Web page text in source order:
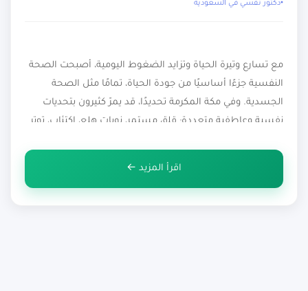
دكتور نفسي في السعودية
مع تسارع وتيرة الحياة وتزايد الضغوط اليومية، أصبحت الصحة
النفسية جزءًا أساسيًا من جودة الحياة، تمامًا مثل الصحة
الجسدية. وفي مكة المكرمة تحديدًا، قد يمرّ كثيرون بتحديات
نفسية وعاطفية متعددة: قلق مستمر، نوبات هلع، اكتئاب، توتر
صدمات وتجارب سابقة. لهذا السبب يزداد البحث عن دكتور
اقرأ المزيد ←